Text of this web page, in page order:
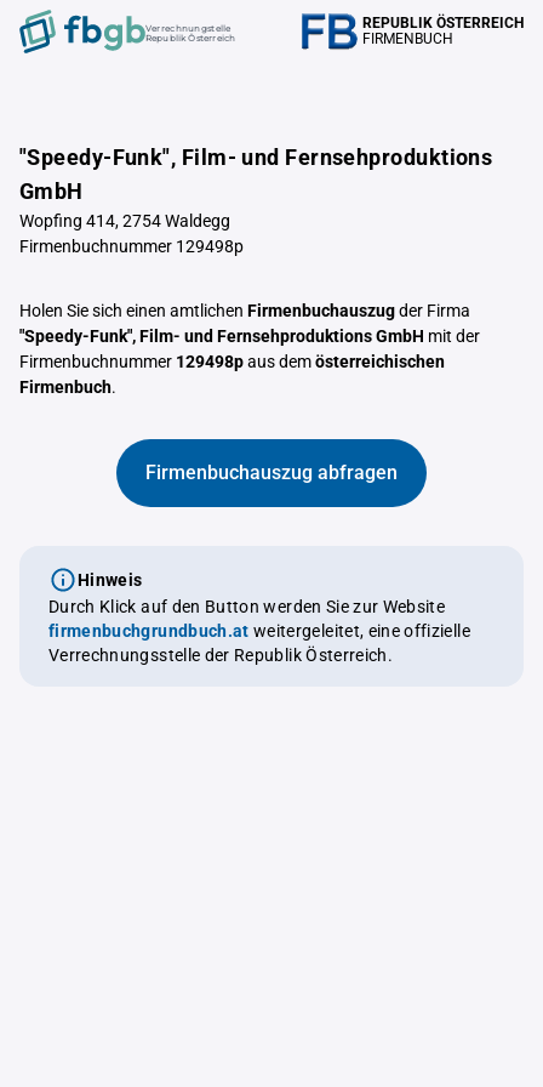
Verrechnungstelle
Republik Österreich
REPUBLIK ÖSTERREICH
FIRMENBUCH
"Speedy-Funk", Film- und Fernsehproduktions
GmbH
Wopfing 414, 2754 Waldegg
Firmenbuchnummer 129498p
Holen Sie sich einen amtlichen Firmenbuchauszugder Firma
"Speedy-Funk", Film- und Fernsehproduktions GmbH mit der
Firmenbuchnummer 129498paus demösterreichischen
Firmenbuch.
Firmenbuchauszug abfragen
Hinweis
Durch Klick auf den Button werden Sie zur Website
firmenbuchgrundbuch.at weitergeleitet, eine offizielle
Verrechnungsstelle der Republik Österreich.